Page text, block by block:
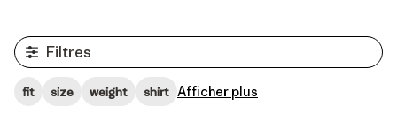
Filtres
fit size weight shirt Afficher plus